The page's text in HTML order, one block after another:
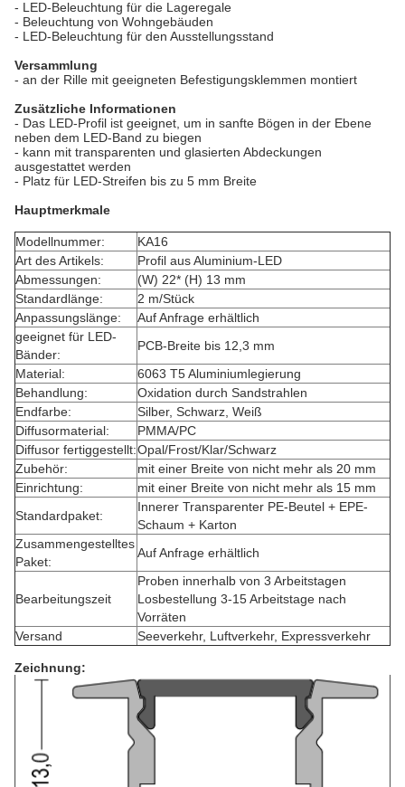
- LED-Beleuchtung für die Lageregale
- Beleuchtung von Wohngebäuden
- LED-Beleuchtung für den Ausstellungsstand
Versammlung
- an der Rille mit geeigneten Befestigungsklemmen montiert
Zusätzliche Informationen
- Das LED-Profil ist geeignet, um in sanfte Bögen in der Ebene
neben dem LED-Band zu biegen
- kann mit transparenten und glasierten Abdeckungen
ausgestattet werden
- Platz für LED-Streifen bis zu 5 mm Breite
Hauptmerkmale
Modellnummer:
KA16
Art des Artikels:
Profil aus Aluminium-LED
Abmessungen:
(W) 22* (H) 13 mm
Standardlänge:
2 m/Stück
Anpassungslänge:
Auf Anfrage erhältlich
geeignet für LED-
Bänder:
PCB-Breite bis 12,3 mm
Material:
6063 T5 Aluminiumlegierung
Behandlung:
Oxidation durch Sandstrahlen
Endfarbe:
Silber, Schwarz, Weiß
Diffusormaterial:
PMMA/PC
Diffusor fertiggestellt:Opal/Frost/Klar/Schwarz
Zubehör:
mit einer Breite von nicht mehr als 20 mm
Einrichtung:
mit einer Breite von nicht mehr als 15 mm
Standardpaket:
Innerer Transparenter PE-Beutel + EPE-
Schaum + Karton
Zusammengestelltes
Paket:
Auf Anfrage erhältlich
Bearbeitungszeit
Proben innerhalb von 3 Arbeitstagen
Losbestellung 3-15 Arbeitstage nach
Vorräten
Versand
Seeverkehr, Luftverkehr, Expressverkehr
Zeichnung: